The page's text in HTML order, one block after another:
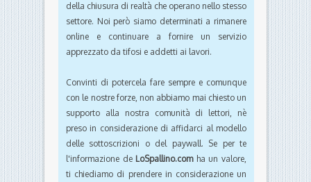
della chiusura di realtà che operano nello stesso
settore. Noi però siamo determinati a rimanere
online e continuare a fornire un servizio
apprezzato da tifosi e addetti ai lavori.
Convinti di potercela fare sempre e comunque
con le nostre forze, non abbiamo mai chiesto un
supporto alla nostra comunità di lettori, nè
preso in considerazione di affidarci al modello
delle sottoscrizioni o del paywall. Se per te
l'informazione de LoSpallino.comha un valore,
ti chiediamo di prendere in considerazione un